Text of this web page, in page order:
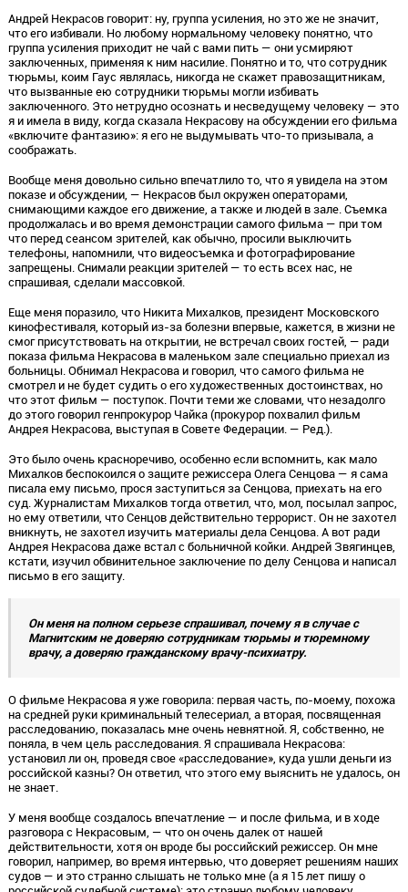
Андрей Некрасов говорит: ну, группа усиления, но это же не значит,
что его избивали. Но любому нормальному человеку понятно, что
группа усиления приходит не чай с вами пить — они усмиряют
заключенных, применяя к ним насилие. Понятно и то, что сотрудник
тюрьмы, коим Гаус являлась, никогда не скажет правозащитникам,
что вызванные ею сотрудники тюрьмы могли избивать
заключенного. Это нетрудно осознать и несведущему человеку — это
я и имела в виду, когда сказала Некрасову на обсуждении его фильма
«включите фантазию»: я его не выдумывать что-то призывала, а
соображать.
Вообще меня довольно сильно впечатлило то, что я увидела на этом
показе и обсуждении, — Некрасов был окружен операторами,
снимающими каждое его движение, а также и людей в зале. Съемка
продолжалась и во время демонстрации самого фильма — при том
что перед сеансом зрителей, как обычно, просили выключить
телефоны, напомнили, что видеосъемка и фотографирование
запрещены. Снимали реакции зрителей — то есть всех нас, не
спрашивая, сделали массовкой.
Еще меня поразило, что Никита Михалков, президент Московского
кинофестиваля, который из-за болезни впервые, кажется, в жизни не
смог присутствовать на открытии, не встречал своих гостей, — ради
показа фильма Некрасова в маленьком зале специально приехал из
больницы. Обнимал Некрасова и говорил, что самого фильма не
смотрел и не будет судить о его художественных достоинствах, но
что этот фильм — поступок. Почти теми же словами, что незадолго
до этого говорил генпрокурор Чайка (прокурор похвалил фильм
Андрея Некрасова, выступая в Совете Федерации. — Ред.).
Это было очень красноречиво, особенно если вспомнить, как мало
Михалков беспокоился о защите режиссера Олега Сенцова — я сама
писала ему письмо, прося заступиться за Сенцова, приехать на его
суд. Журналистам Михалков тогда ответил, что, мол, посылал запрос,
но ему ответили, что Сенцов действительно террорист. Он не захотел
вникнуть, не захотел изучить материалы дела Сенцова. А вот ради
Андрея Некрасова даже встал с больничной койки. Андрей Звягинцев,
кстати, изучил обвинительное заключение по делу Сенцова и написал
письмо в его защиту.
Он меня на полном серьезе спрашивал, почему я в случае с
Магнитским не доверяю сотрудникам тюрьмы и тюремному
врачу, а доверяю гражданскому врачу-психиатру.
О фильме Некрасова я уже говорила: первая часть, по-моему, похожа
на средней руки криминальный телесериал, а вторая, посвященная
расследованию, показалась мне очень невнятной. Я, собственно, не
поняла, в чем цель расследования. Я спрашивала Некрасова:
установил ли он, проведя свое «расследование», куда ушли деньги из
российской казны? Он ответил, что этого ему выяснить не удалось, он
не знает.
У меня вообще создалось впечатление — и после фильма, и в ходе
разговора с Некрасовым, — что он очень далек от нашей
действительности, хотя он вроде бы российский режиссер. Он мне
говорил, например, во время интервью, что доверяет решениям наших
судов — и это странно слышать не только мне (а я 15 лет пишу о